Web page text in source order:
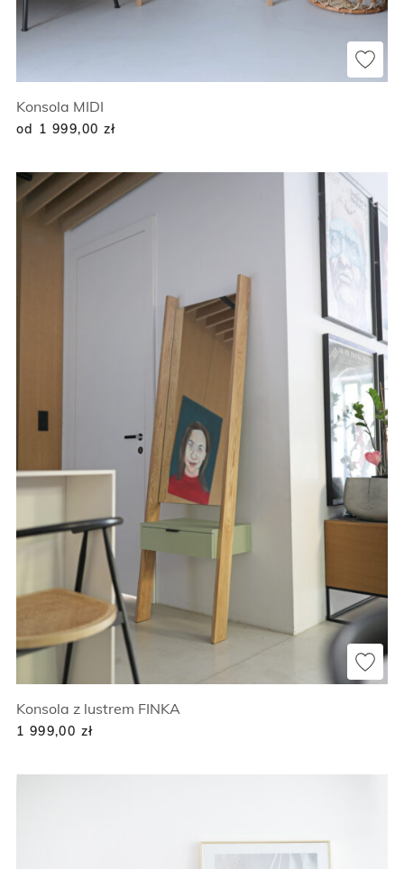
Konsola MIDI
od 1 999,00 zł
Konsola z lustrem FINKA
1 999,00 zł